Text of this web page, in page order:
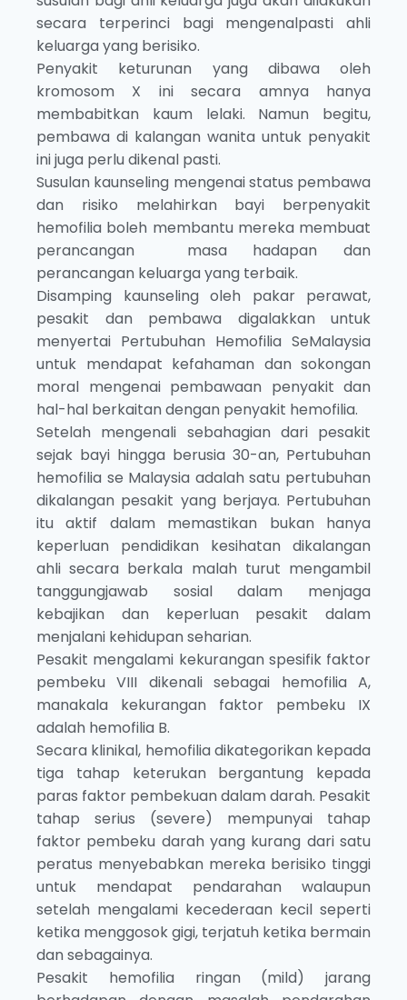
secara terperinci bagi mengenalpasti ahli
keluarga yang berisiko.
Penyakit keturunan yang dibawa oleh
kromosom X ini secara amnya hanya
membabitkan kaum lelaki. Namun begitu,
pembawa di kalangan wanita untuk penyakit
ini juga perlu dikenal pasti.
Susulan kaunseling mengenai status pembawa
dan risiko melahirkan bayi berpenyakit
hemofilia boleh membantu mereka membuat
perancangan masa hadapan dan
perancangan keluarga yang terbaik.
Disamping kaunseling oleh pakar perawat,
pesakit dan pembawa digalakkan untuk
menyertai Pertubuhan Hemofilia SeMalaysia
untuk mendapat kefahaman dan sokongan
moral mengenai pembawaan penyakit dan
hal-hal berkaitan dengan penyakit hemofilia.
Setelah mengenali sebahagian dari pesakit
sejak bayi hingga berusia 30-an, Pertubuhan
hemofilia se Malaysia adalah satu pertubuhan
dikalangan pesakit yang berjaya. Pertubuhan
itu aktif dalam memastikan bukan hanya
keperluan pendidikan kesihatan dikalangan
ahli secara berkala malah turut mengambil
tanggungjawab sosial dalam menjaga
kebajikan dan keperluan pesakit dalam
menjalani kehidupan seharian.
Pesakit mengalami kekurangan spesifik faktor
pembeku VIII dikenali sebagai hemofilia A,
manakala kekurangan faktor pembeku IX
adalah hemofilia B.
Secara klinikal, hemofilia dikategorikan kepada
tiga tahap keterukan bergantung kepada
paras faktor pembekuan dalam darah. Pesakit
tahap serius (severe) mempunyai tahap
faktor pembeku darah yang kurang dari satu
peratus menyebabkan mereka berisiko tinggi
untuk mendapat pendarahan walaupun
setelah mengalami kecederaan kecil seperti
ketika menggosok gigi, terjatuh ketika bermain
dan sebagainya.
Pesakit hemofilia ringan (mild) jarang